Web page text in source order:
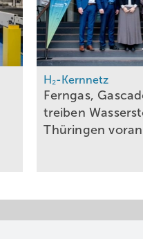
H₂-Kernnetz
Ferngas,
treiben
Thüringenvoran